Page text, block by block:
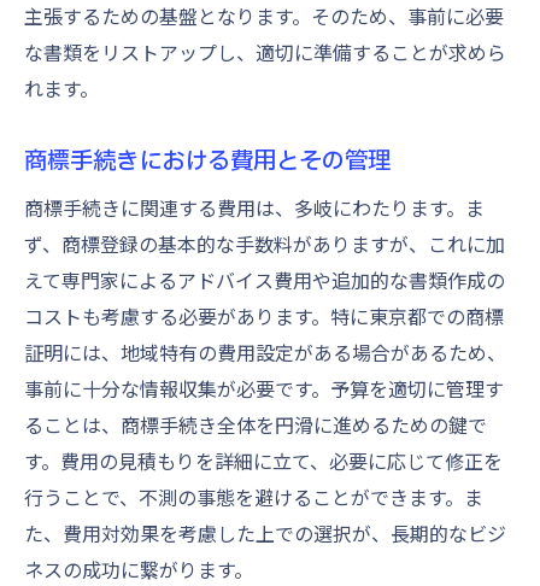
主張するための基盤となります。そのため、事前に必要
な書類をリストアップし、適切に準備することが求めら
れます。
商標手続きにおける費用とその管理
商標手続きに関連する費用は、多岐にわたります。ま
ず、商標登録の基本的な手数料がありますが、これに加
えて専門家によるアドバイス費用や追加的な書類作成の
コストも考慮する必要があります。特に東京都での商標
証明には、地域特有の費用設定がある場合があるため、
事前に十分な情報収集が必要です。予算を適切に管理す
ることは、商標手続き全体を円滑に進めるための鍵で
す。費用の見積もりを詳細に立て、必要に応じて修正を
行うことで、不測の事態を避けることができます。ま
た、費用対効果を考慮した上での選択が、長期的なビジ
ネスの成功に繋がります。